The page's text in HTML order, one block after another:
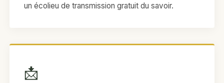
un écolieu de transmission gratuit du savoir.
📩